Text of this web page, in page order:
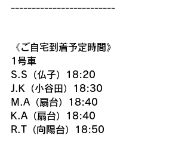
-------------------------
《ご自宅到着予定時間》
1号車
S.S（仏子）18:20
J.K（小谷田）18:30
M.A（扇台）18:40
K.A（扇台）18:40
R.T（向陽台）18:50